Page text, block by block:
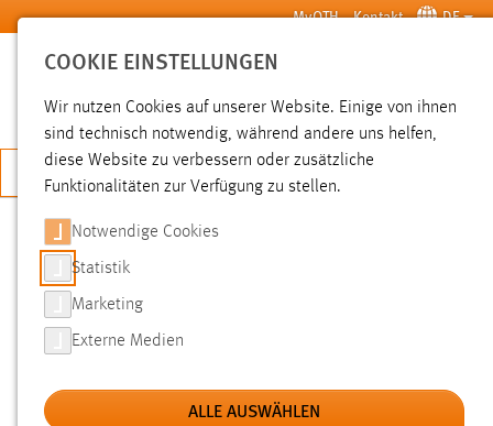
Zum Hauptinhalt springen MyOTH Kontakt DE
SUCHE
JETZT BEWERBEN
SUCHE
FILTER
Typ
COOKIE EINSTELLUNGEN
Wir nutzen Cookies auf unserer Website. Einige von ihnen
sind technisch notwendig, während andere uns helfen,
diese Website zu verbessern oder zusätzliche
Funktionalitäten zur Verfügung zu stellen.
Notwendige Cookies
Statistik
Marketing
Externe Medien
ALLE AUSWÄHLEN